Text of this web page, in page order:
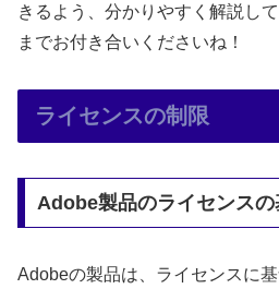
きるよう、分かりやすく解説し
までお付き合いくださいね！
ライセンスの制限
Adobe製品のライセンスの
Adobeの製品は、ライセンスに